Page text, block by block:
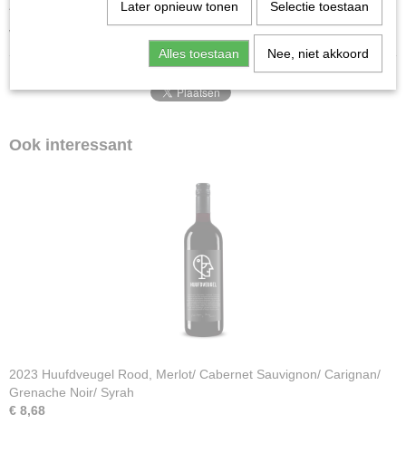
AfsluitingKurk
Volume
Ook interessant
2023 Huufdveugel Rood, Merlot/ Cabernet Sauvignon/ Carignan/
Grenache Noir/ Syrah
€ 8,68
Later opnieuw tonen Selectie toestaan
Alles toestaan Nee, niet akkoord